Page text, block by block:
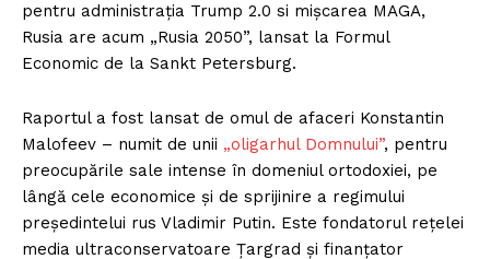
pentru administrația Trump 2.0 si mișcarea MAGA,
Rusia are acum „Rusia 2050”, lansat la Formul
Economic de la Sankt Petersburg.
Raportul a fost lansat de omul de afaceri Konstantin
Malofeev – numit de unii „oligarhul Domnului”, pentru
preocupările sale intense în domeniul ortodoxiei, pe
lângă cele economice și de sprijinire a regimului
președintelui rus Vladimir Putin. Este fondatorul rețelei
media ultraconservatoare Țargrad și finanțator